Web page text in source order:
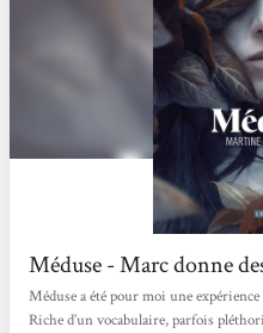
Méduse - Marc donne
Méduse a été pour moi une
Riche d’un vocabulaire, parfois